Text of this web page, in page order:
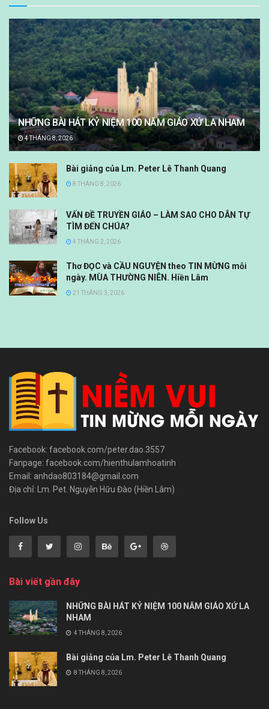
NHỮNG BÀI HÁT KỶ NIỆM 100 NĂM GIÁO XỨ LA NHAM
4 THÁNG 8, 2026
Bài giảng của Lm. Peter Lê Thanh Quang
8 THÁNG 8, 2026
VẤN ĐỀ TRUYỀN GIÁO – LÀM SAO CHO DÂN TỰ
TÌM ĐẾN CHÚA?
4 THÁNG 2, 2026
Thơ ĐỌC và CẦU NGUYỆN theo TIN MỪNG mỗi
ngày. MÙA THƯỜNG NIÊN. Hiền Lâm
21 THÁNG 3, 2026
Facebook: facebook.com/peter.dao.3557
Fanpage: facebook.com/hienthulamhoatinh
Email: anhdao803184@gmail.com
Địa chỉ: Lm. Pet. Nguyễn Hữu Đào (Hiền Lâm)
Follow Us
Bài viết gần đây
NHỮNG BÀI HÁT KỶ NIỆM 100 NĂM GIÁO XỨ LA
NHAM
4 THÁNG 8, 2026
Bài giảng của Lm. Peter Lê Thanh Quang
8 THÁNG 8, 2026